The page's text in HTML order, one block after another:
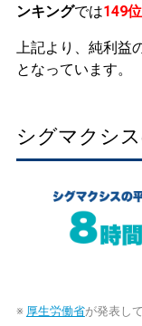
ンキングでは149位
上記より、純利益
となっています。
シグマクシ
※ 厚生労働省が発表し